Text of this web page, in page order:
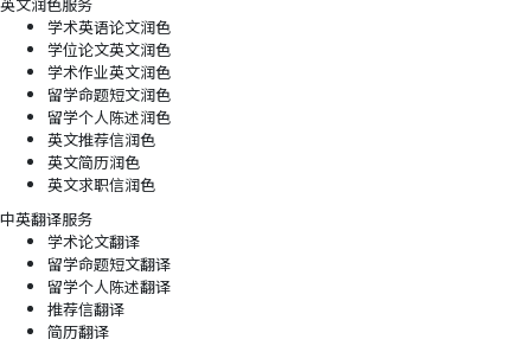
学术英语论文润色
学位论文英文润色
学术作业英文润色
留学命题短文润色
留学个人陈述润色
英文推荐信润色
英文简历润色
英文求职信润色
中英翻译服务
学术论文翻译
留学命题短文翻译
留学个人陈述翻译
推荐信翻译
简历翻译